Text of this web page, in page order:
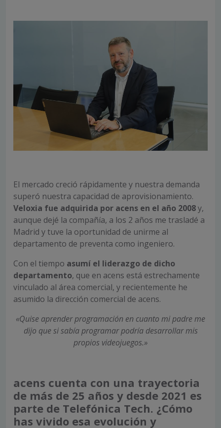
El mercado creció rápidamente y nuestra demanda
superó nuestra capacidad de aprovisionamiento.
Veloxia fue adquirida por acens en el año 2008y,
aunque dejé la compañía, a los 2 años me trasladé a
Madrid y tuve la oportunidad de unirme al
departamento de preventa como ingeniero.
Con el tiempo asumí el liderazgo de dicho
departamento, que en acens está estrechamente
vinculado al área comercial, y recientemente he
asumido la dirección comercial de acens.
«Quise aprender programación en cuanto mi padre me
dijo que si sabía programar podría desarrollar mis
propios videojuegos.»
acens cuenta con una trayectoria
de más de 25 años y desde 2021 es
parte de Telefónica Tech. ¿Cómo
has vivido esa evolución y